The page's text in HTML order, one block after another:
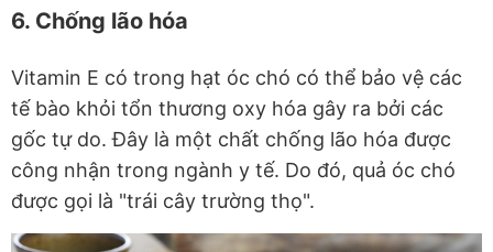
6. Chống lão hóa
Vitamin E có trong hạt óc chó có thể bảo vệ các
tế bào khỏi tổn thương oxy hóa gây ra bởi các
gốc tự do. Đây là một chất chống lão hóa được
công nhận trong ngành y tế. Do đó, quả óc chó
được gọi là "trái cây trường thọ".